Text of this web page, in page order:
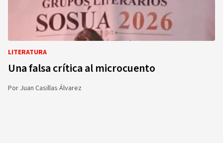
LITERATURA
Una falsa crítica al microcuento
Por Juan Casillas Álvarez